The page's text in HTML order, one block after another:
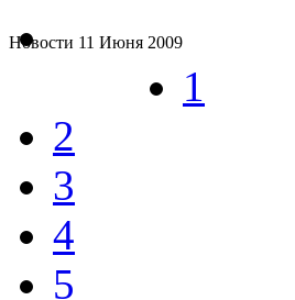
Новости 11 Июня 2009
1
2
3
4
5